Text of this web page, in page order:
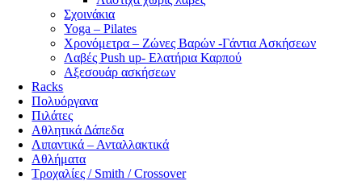
Σχοινάκια
Yoga – Pilates
Χρονόμετρα – Ζώνες Βαρών -Γάντια Ασκήσεων
Λαβές Push up- Ελατήρια Καρπού
Αξεσουάρ ασκήσεων
Racks
Πολυόργανα
Πιλάτες
Αθλητικά Δάπεδα
Λιπαντικά – Ανταλλακτικά
Αθλήματα
Τροχαλίες / Smith / Crossover